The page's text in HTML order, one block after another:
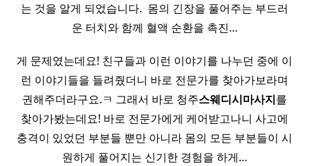
는 것을 알게 되었습니다. ​ 몸의 긴장을 풀어주는 부드러
운 터치와 함께 혈액 순환을 촉진…
게 문제였는데요! 친구들과 이런 이야기를 나누던 중에 이
런 이야기들을 들려줬더니 바로 전문가를 찾아가보라며
권해주더라구요.ㅋ 그래서 바로 청주스웨디시마사지를
찾아가봤는데요! 바로 전문가에게 케어받고나니 사고에
충격이 있었던 부분들 뿐만 아니라 몸의 모든 부분들이 시
원하게 풀어지는 신기한 경험을 하게…